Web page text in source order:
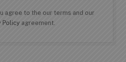
agree to the our terms and our
Policyagreement.